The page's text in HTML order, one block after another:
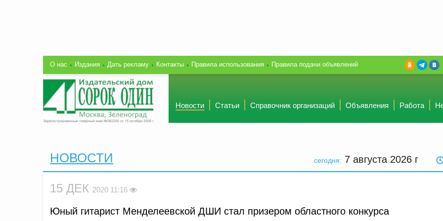
О нас Издания Дать рекламу Контакты Правила использования Правила подачи объявлений
Новости Статьи Справочник организаций Объявления Работа
сегодня: 7 августа 2026 г
НОВОСТИ
15 ДЕК 2020 11:16
Юный гитарист Менделеевской ДШИ стал призером областного конкурса